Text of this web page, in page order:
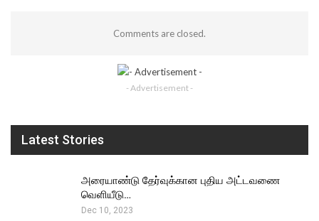
Comments are closed.
- Advertisement -
Latest Stories
அரையாண்டு தேர்வுக்கான புதிய அட்டவணை
வெளியீடு…
Dec 10, 2023